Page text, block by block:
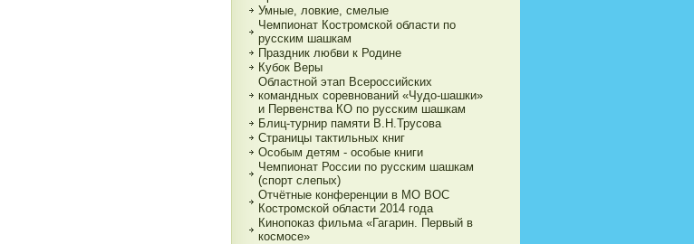
Умные, ловкие, смелые
Чемпионат Костромской области по
русским шашкам
Праздник любви к Родине
Кубок Веры
Областной этап Всероссийских
командных соревнований «Чудо-шашки»
и Первенства КО по русским шашкам
Блиц-турнир памяти В.Н.Трусова
Страницы тактильных книг
Особым детям - особые книги
Чемпионат России по русским шашкам
(спорт слепых)
Отчётные конференции в МО ВОС
Костромской области 2014 года
Кинопоказ фильма «Гагарин. Первый в
космосе»